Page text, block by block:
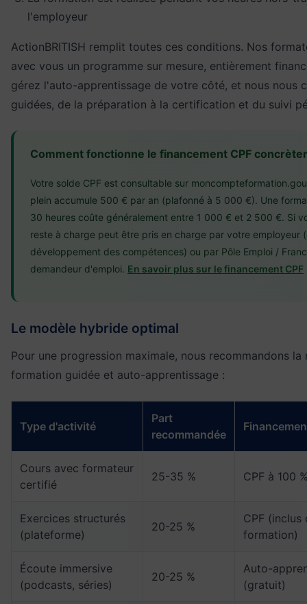
l'employeur
ActionBRITISH remplit toutes ces conditions. Nos
avec vous un programme sur mesure, entièrement
gérez l'auto-apprentissage de votre côté, et nous nous
guidées, de la préparation à la certification et du suivi
Comment fonctionne le financement CPF
Votre solde CPF est consultable sur
plein accumule 500 € par an (plafonné à 5 000 €). Une
30 heures coûte généralement entre 1 000 € et 2 500 €. Si
reste à charge peut être pris en charge par votre employeur
développement des compétences) ou par Pôle Emploi /
demandeur d'emploi. En savoir plus sur le financement CPF
Le modèle hybride optimal
Pour une progression maximale, nous recommandons
formation guidée et auto-apprentissage :
Type d'activité
Part
recommandée
Cours avec formateur
certifié
25-35 % CPF à 100
Exercices structurés
(plateforme)
20-25 %
CPF (inclus
formation)
Écoute immersive
(podcasts, séries)
20-25 %
Auto-
(gratuit)